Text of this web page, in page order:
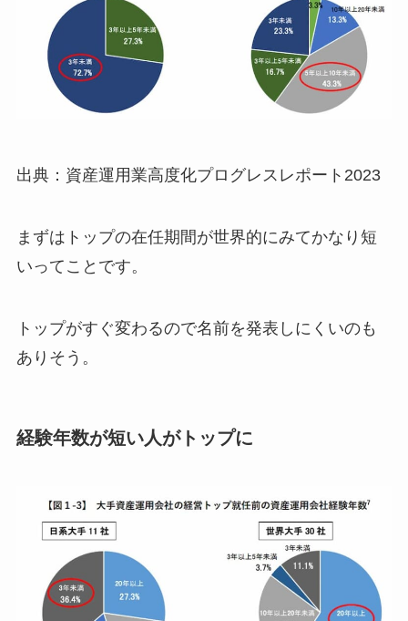
出典：資産運用業高度化プログレスレポート2023
まずはトップの在任期間が世界的にみてかなり短
いってことです。
トップがすぐ変わるので名前を発表しにくいのも
ありそう。
経験年数が短い人がトップに